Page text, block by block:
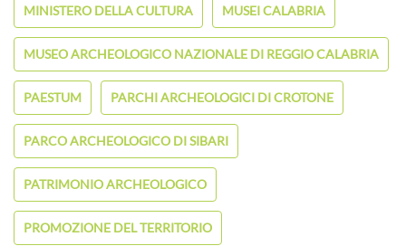
MINISTERO DELLA CULTURA MUSEI CALABRIA
MUSEO ARCHEOLOGICO NAZIONALE DI REGGIO CALABRIA
PAESTUM PARCHI ARCHEOLOGICI DI CROTONE
PARCO ARCHEOLOGICO DI SIBARI
PATRIMONIO ARCHEOLOGICO
PROMOZIONE DEL TERRITORIO